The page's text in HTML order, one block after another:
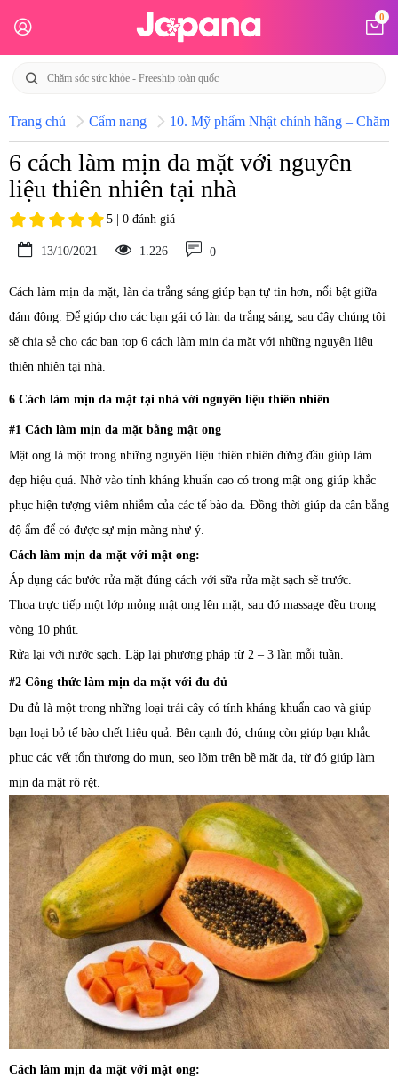
0
Trang chủ Cẩm nang 10. Mỹ phẩm Nhật chính hãng – Chăm
6 cách làm mịn da mặt với nguyên
liệu thiên nhiên tại nhà
5 | 0 đánh giá
13/10/2021 1.226 0
Cách làm mịn da mặt, làn da trắng sáng giúp bạn tự tin hơn, nổi bật giữa
đám đông. Để giúp cho các bạn gái có làn da trắng sáng, sau đây chúng tôi
sẽ chia sẻ cho các bạn top 6 cách làm mịn da mặt với những nguyên liệu
thiên nhiên tại nhà.
6 Cách làm mịn da mặt tại nhà với nguyên liệu thiên nhiên
#1 Cách làm mịn da mặt bằng mật ong
Mật ong là một trong những nguyên liệu thiên nhiên đứng đầu giúp làm
đẹp hiệu quả. Nhờ vào tính kháng khuẩn cao có trong mật ong giúp khắc
phục hiện tượng viêm nhiễm của các tế bào da. Đồng thời giúp da cân bằng
độ ẩm để có được sự mịn màng như ý.
Cách làm mịn da mặt với mật ong:
Áp dụng các bước rửa mặt đúng cách với sữa rửa mặt sạch sẽ trước.
Thoa trực tiếp một lớp mỏng mật ong lên mặt, sau đó massage đều trong
vòng 10 phút.
Rửa lại với nước sạch. Lặp lại phương pháp từ 2 – 3 lần mỗi tuần.
#2 Công thức làm mịn da mặt với đu đủ
Đu đủ là một trong những loại trái cây có tính kháng khuẩn cao và giúp
bạn loại bỏ tế bào chết hiệu quả. Bên cạnh đó, chúng còn giúp bạn khắc
phục các vết tổn thương do mụn, sẹo lõm trên bề mặt da, từ đó giúp làm
mịn da mặt rõ rệt.
Cách làm mịn da mặt với mật ong: